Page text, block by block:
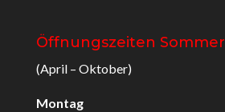
Öffnungszeiten Sommer
(April – Oktober)
Montag